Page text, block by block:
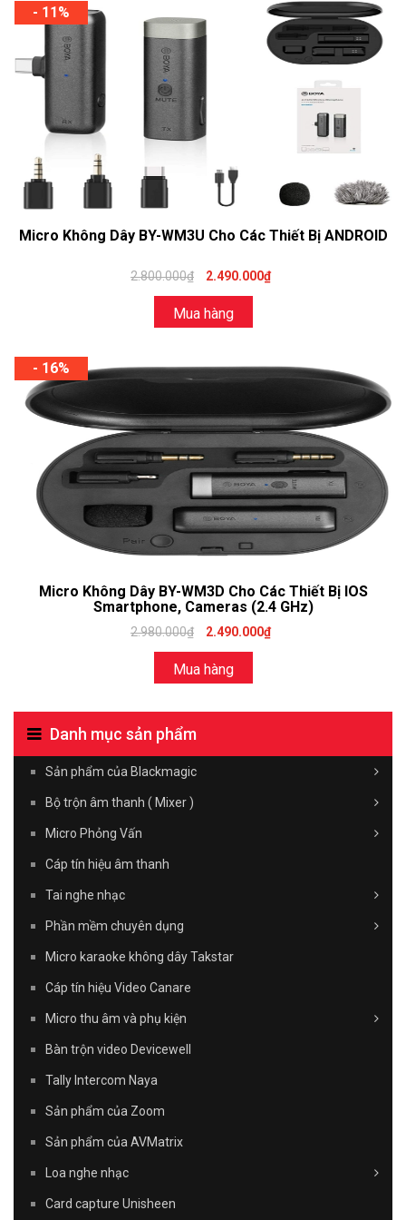
- 11%
Micro Không Dây BY-WM3U Cho Các Thiết Bị ANDROID
2.800.000₫ 2.490.000₫
Mua hàng
- 16%
Micro Không Dây BY-WM3D Cho Các Thiết Bị IOS
Smartphone, Cameras (2.4 GHz)
2.980.000₫ 2.490.000₫
Mua hàng
Danh mục sản phẩm
Sản phẩm của Blackmagic
Bộ trộn âm thanh ( Mixer )
Micro Phỏng Vấn
Cáp tín hiệu âm thanh
Tai nghe nhạc
Phần mềm chuyên dụng
Micro karaoke không dây Takstar
Cáp tín hiệu Video Canare
Micro thu âm và phụ kiện
Bàn trộn video Devicewell
Tally Intercom Naya
Sản phẩm của Zoom
Sản phẩm của AVMatrix
Loa nghe nhạc
Card capture Unisheen